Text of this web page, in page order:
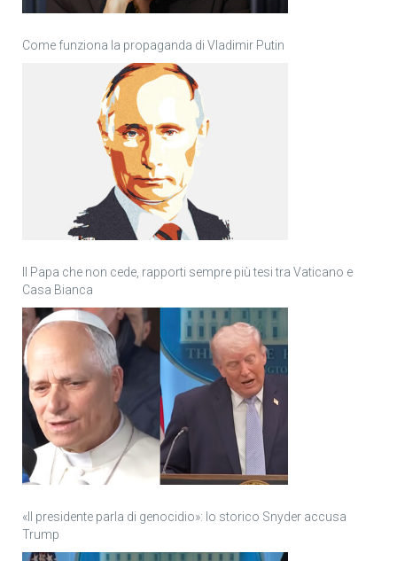
Come funziona la propaganda di Vladimir Putin
Il Papa che non cede, rapporti sempre più tesi tra Vaticano e
Casa Bianca
«Il presidente parla di genocidio»: lo storico Snyder accusa
Trump